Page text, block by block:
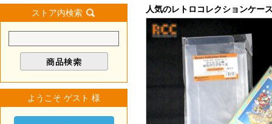
ストア内検索
ようこそ ゲスト 様
人気のレトロコレクションケー